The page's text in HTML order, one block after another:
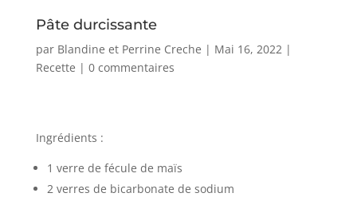
Pâte durcissante
par Blandine et Perrine Creche | Mai 16, 2022|
Recette | 0 commentaires
Ingrédients :
1 verre de fécule de maïs
2 verres de bicarbonate de sodium